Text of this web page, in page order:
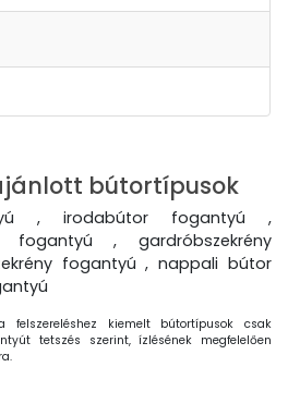
bútortípusok
, irodabútor fogantyú ,
fogantyú , gardróbszekrény
fogantyú , nappali bútor
kiemelt bútortípusok csak
tetszés szerint, ízlésének megfelelően